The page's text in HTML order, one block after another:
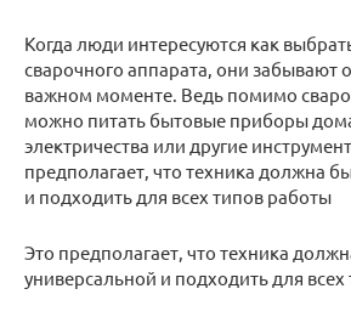
Когда люди интересуются как
сварочного аппарата, они забывают
важном моменте. Ведь помимо
можно питать бытовые приборы дома
электричества или другие
предполагает, что техника должна
и подходить для всех типов работы
Это предполагает, что техника
универсальной и подходить для всех